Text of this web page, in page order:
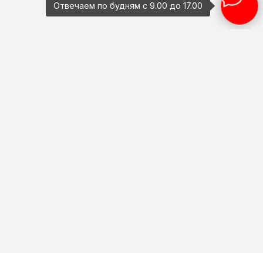
Отвечаем по будням с 9.00 до 17.00